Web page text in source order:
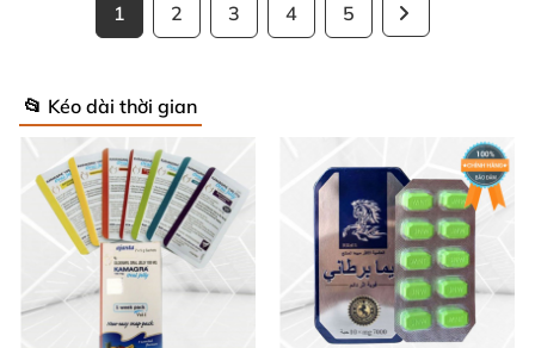
1 2 3 4 5
📂 Kéo dài thời gian